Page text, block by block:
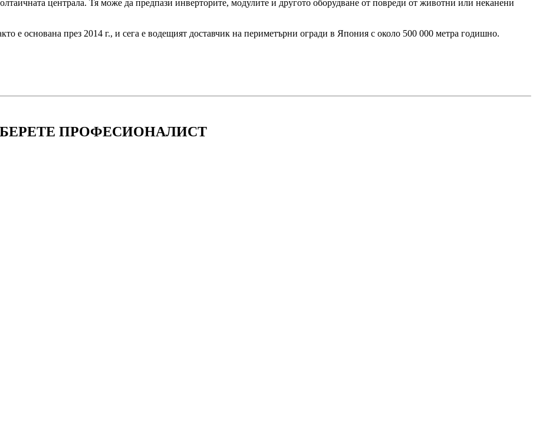
централа. Тя може да предпази инверторите, модулите и другото оборудване от повреди от животни или неканени
е основана през 2014 г., и сега е водещият доставчик на периметърни огради в Япония с около 500 000 метра годишно.
ПРОФЕСИОНАЛИСТ